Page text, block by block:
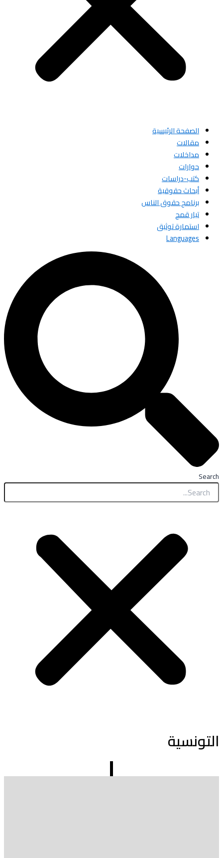
الصفحة الرئيسية
مقالات
مداخلات
حوارات
كتب-دراسات
أبحاث حقوقية
برنامج حقوق الناس
تيار قمح
استمارة توثيق
Languages
Search
التونسية